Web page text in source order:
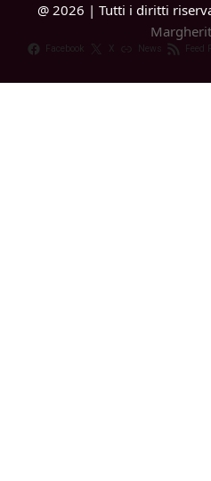
@ 2026 | Tutti i diritti
Facebook X News Feed